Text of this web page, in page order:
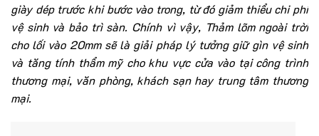
giày dép trước khi bước vào trong, từ đó giảm thiểu chi phí
vệ sinh và bảo trì sàn. Chính vì vậy, Thảm lõm ngoài trời
cho lối vào 20mm sẽ là giải pháp lý tưởng giữ gìn vệ sinh
và tăng tính thẩm mỹ cho khu vực cửa vào tại công trình
thương mại, văn phòng, khách sạn hay trung tâm thương
mại.